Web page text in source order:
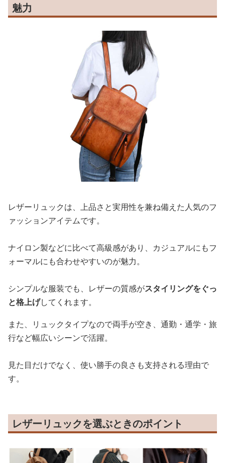
魅力
レザーリュックは、上品さと実用性を兼ね備えた人気のフ
ァッションアイテムです。
ナイロン製などに比べて高級感があり、カジュアルにもフ
ォーマルにも合わせやすいのが魅力。
シンプルな服装でも、レザーの質感がスタイリングをぐっ
と格上げしてくれます。
また、リュックタイプなので両手が空き、通勤・通学・旅
行など幅広いシーンで活躍。
見た目だけでなく、使い勝手の良さも支持される理由で
す。
レザーリュックを選ぶときのポイント